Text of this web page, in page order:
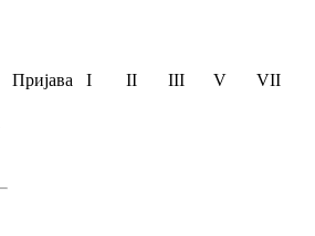
Пријава I II III V VII